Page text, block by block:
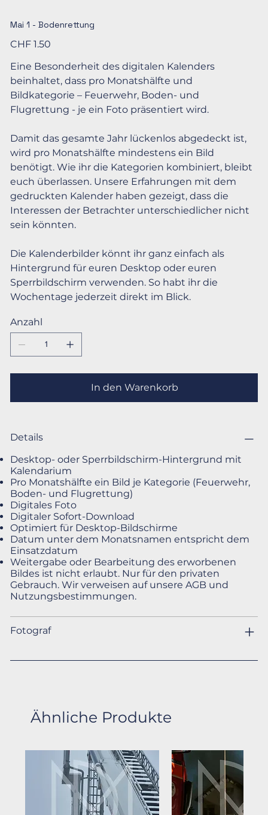
Mai 1 - Bodenrettung
Preis
CHF 1.50
Eine Besonderheit des digitalen Kalenders
beinhaltet, dass pro Monatshälfte und
Bildkategorie – Feuerwehr, Boden- und
Flugrettung - je ein Foto präsentiert wird.
Damit das gesamte Jahr lückenlos abgedeckt ist,
wird pro Monatshälfte mindestens ein Bild
benötigt. Wie ihr die Kategorien kombiniert, bleibt
euch überlassen. Unsere Erfahrungen mit dem
gedruckten Kalender haben gezeigt, dass die
Interessen der Betrachter unterschiedlicher nicht
sein könnten.
Die Kalenderbilder könnt ihr ganz einfach als
Hintergrund für euren Desktop oder euren
Sperrbildschirm verwenden. So habt ihr die
Wochentage jederzeit direkt im Blick.
Anzahl
In den Warenkorb
Details
Desktop- oder Sperrbildschirm-Hintergrund mit
Kalendarium
Pro Monatshälfte ein Bild je Kategorie (Feuerwehr,
Boden- und Flugrettung)
Digitales Foto
Digitaler Sofort-Download
Optimiert für Desktop-Bildschirme
Datum unter dem Monatsnamen entspricht dem
Einsatzdatum
Weitergabe oder Bearbeitung des erworbenen
Bildes ist nicht erlaubt. Nur für den privaten
Gebrauch. Wir verweisen auf unsere AGB und
Nutzungsbestimmungen.
Fotograf
Ähnliche Produkte